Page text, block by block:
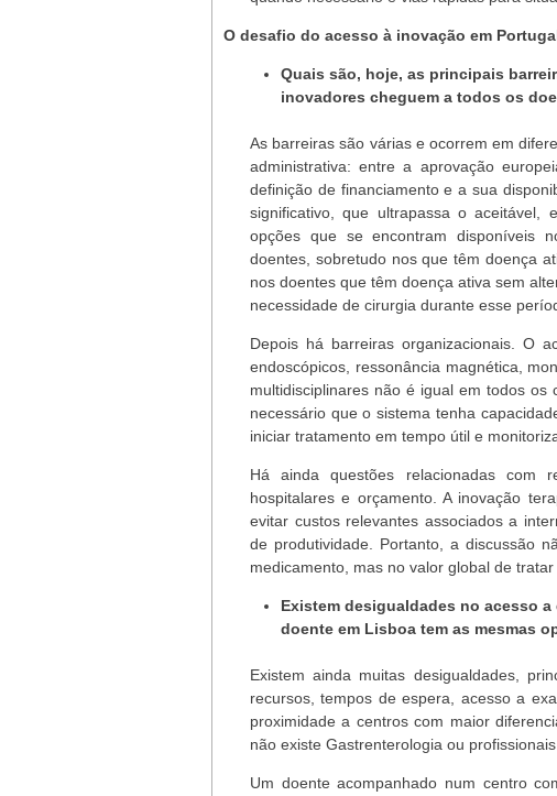
O desafio do acesso à inovação em
Quais são, hoje, as principais
inovadores cheguem a todos os
As barreiras são várias e ocorrem em
administrativa: entre a aprovação
definição de financiamento e a sua
significativo, que ultrapassa o aceitável,
opções que se encontram disponíveis
doentes, sobretudo nos que têm doença
nos doentes que têm doença ativa sem
necessidade de cirurgia durante esse
Depois há barreiras organizacionais. O
endoscópicos, ressonância magnética,
multidisciplinares não é igual em todos
necessário que o sistema tenha
iniciar tratamento em tempo útil e
Há ainda questões relacionadas com
hospitalares e orçamento. A inovação
evitar custos relevantes associados a
de produtividade. Portanto, a discussão
medicamento, mas no valor global de tratar
Existem desigualdades no acesso
doente em Lisboa tem as mesmas
Existem ainda muitas desigualdades,
recursos, tempos de espera, acesso a
proximidade a centros com maior
não existe Gastrenterologia ou
Um doente acompanhado num centro